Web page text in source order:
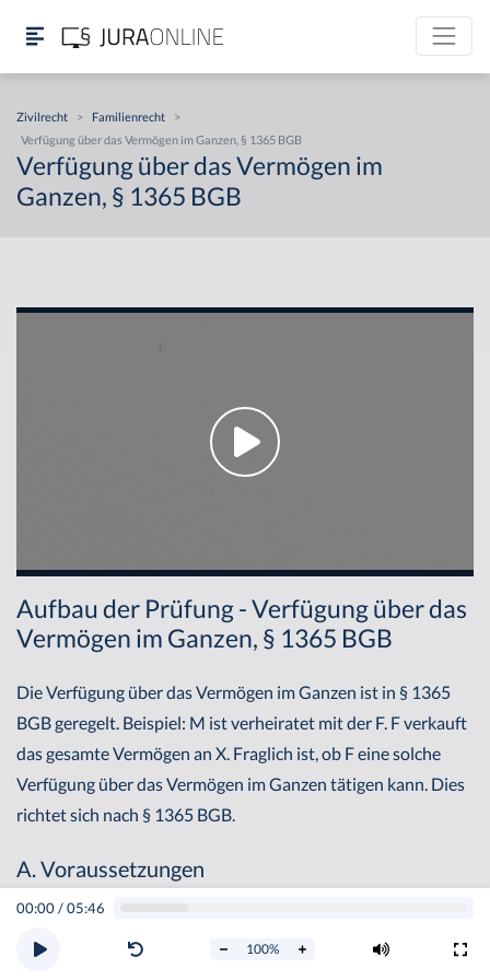
Zivilrecht > Familienrecht
>
Verfügung über das Vermögen im Ganzen, § 1365 BGB
Verfügung über das Vermögen im
Ganzen, § 1365 BGB
00:00/05:46
100%
Aufbau der Prüfung - Verfügung über das
Vermögen im Ganzen, § 1365 BGB
Die Verfügung über das Vermögen im Ganzen ist in § 1365
BGB geregelt. Beispiel: M ist verheiratet mit der F. F verkauft
das gesamte Vermögen an X. Fraglich ist, ob F eine solche
Verfügung über das Vermögen im Ganzen tätigen kann. Dies
richtet sich nach § 1365 BGB.
A. Voraussetzungen
I. Wirksame Ehe, §§ 1303 ff. BGB